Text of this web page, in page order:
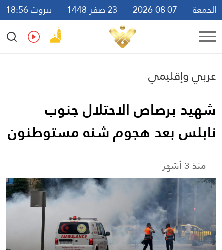
الجمعة
بيروت 18:56
Ar
En Fr Es
عربي وإقليمي
شهيد برصاص الاحتلال جنوب
نابلس بعد هجوم شنه مستوطنون
منذ 3 أشهر